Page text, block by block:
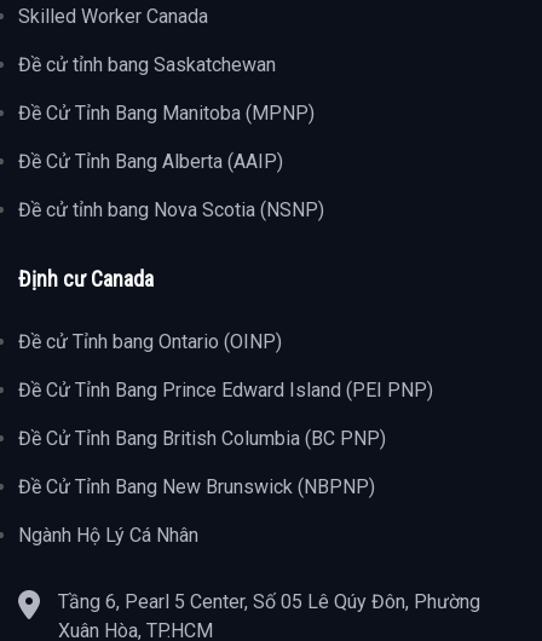
Skilled Worker Canada
Đề cử tỉnh bang Saskatchewan
Đề Cử Tỉnh Bang Manitoba (MPNP)
Đề Cử Tỉnh Bang Alberta (AAIP)
Đề cử tỉnh bang Nova Scotia (NSNP)
Định cư Canada
Đề cử Tỉnh bang Ontario (OINP)
Đề Cử Tỉnh Bang Prince Edward Island (PEI PNP)
Đề Cử Tỉnh Bang British Columbia (BC PNP)
Đề Cử Tỉnh Bang New Brunswick (NBPNP)
Ngành Hộ Lý Cá Nhân
Tầng 6, Pearl 5 Center, Số 05 Lê Qúy Đôn, Phường
Xuân Hòa, TP.HCM